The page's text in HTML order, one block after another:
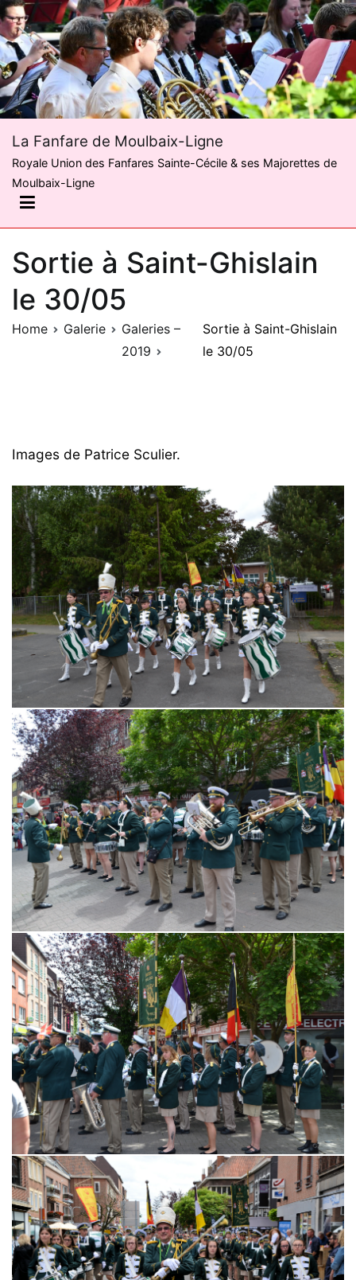
Skip
to
content
La Fanfare de Moulbaix-Ligne
Royale Union des Fanfares Sainte-Cécile & ses Majorettes de
Moulbaix-Ligne
Sortie à Saint-Ghislain
le 30/05
Home Galerie
Galeries –
2019
Sortie à Saint-Ghislain
le 30/05
Images de Patrice Sculier.